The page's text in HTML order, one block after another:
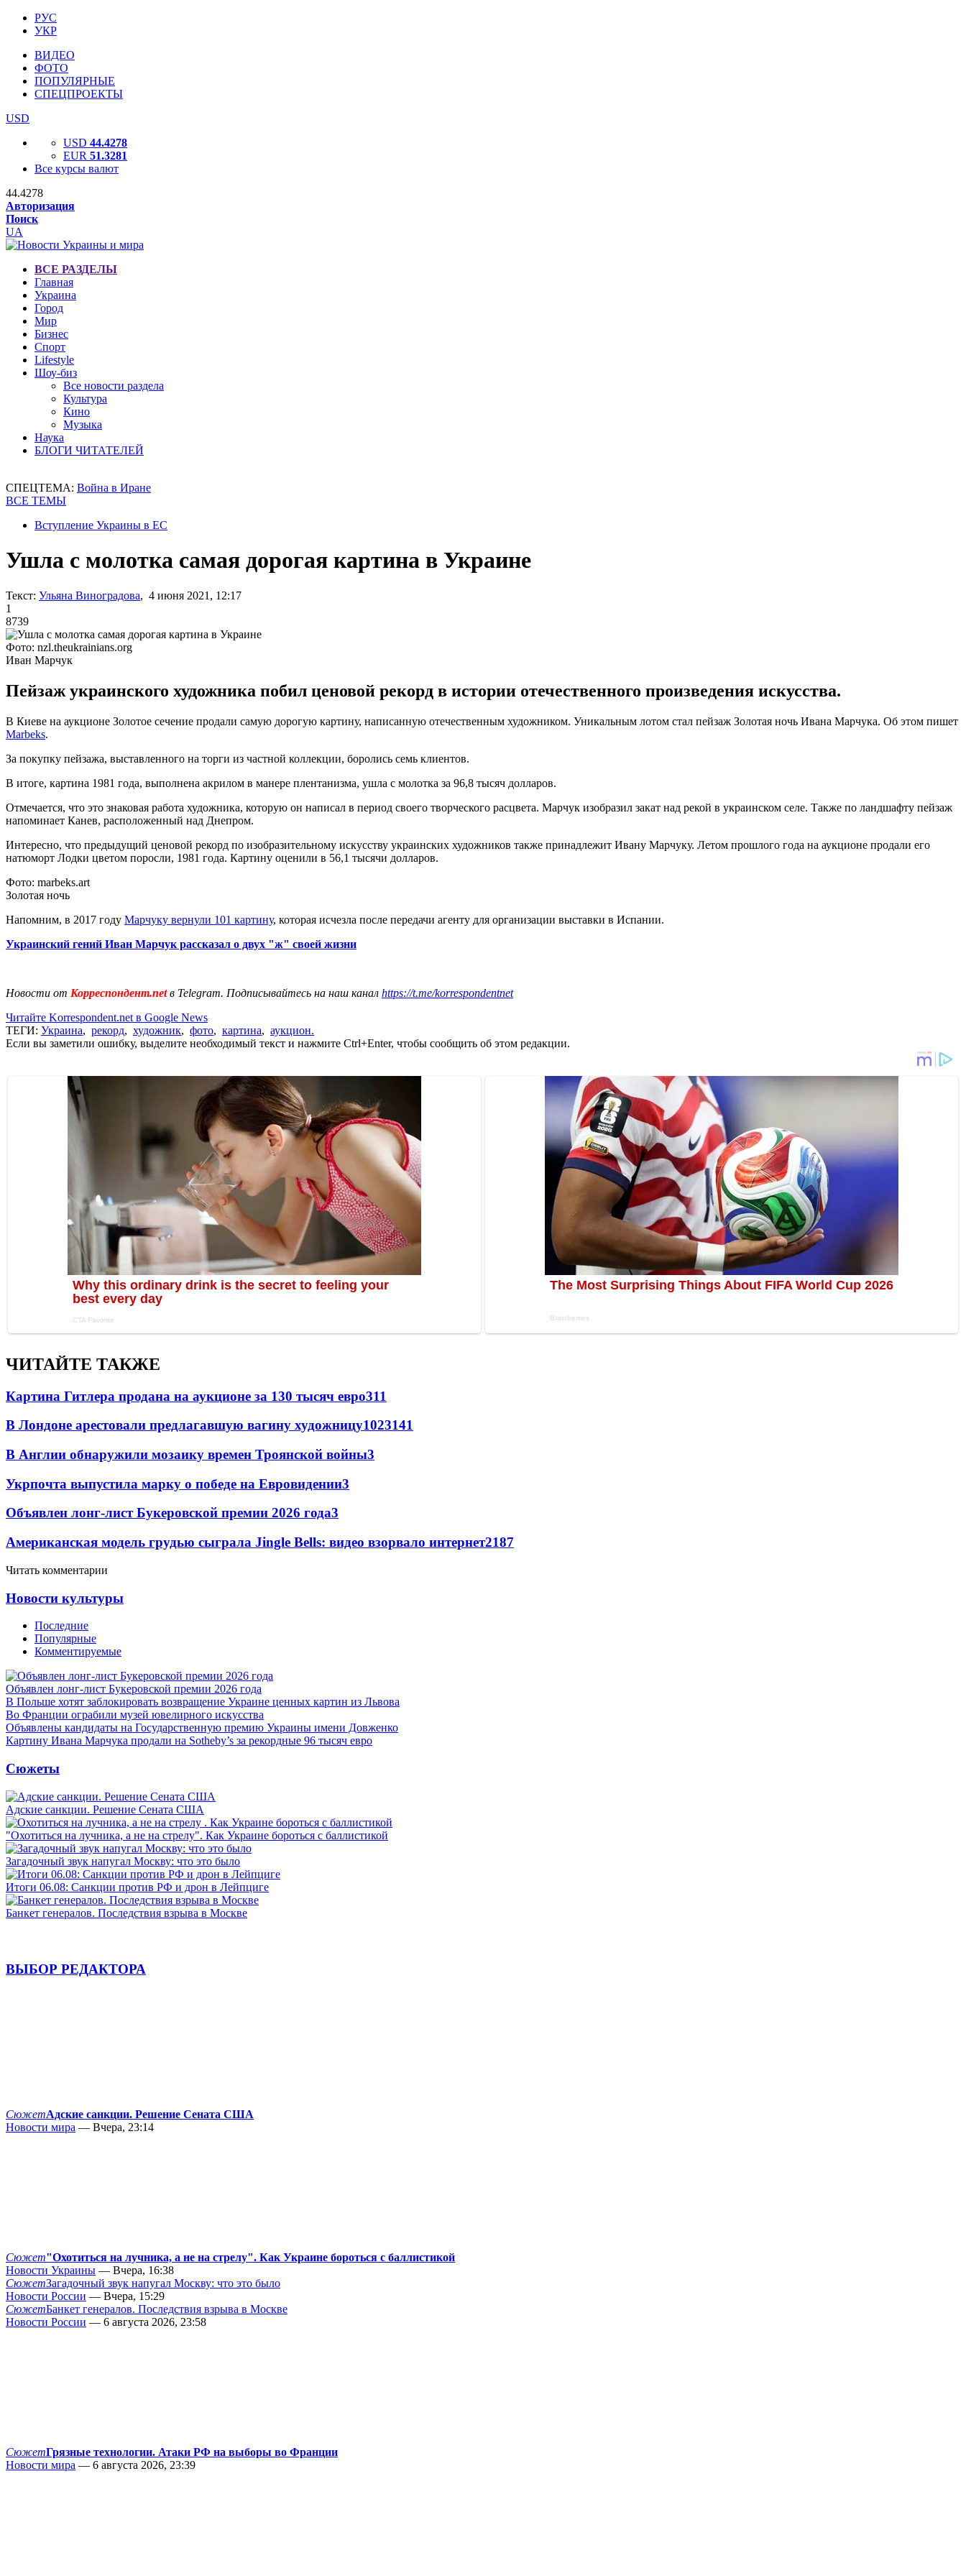
РУС
УКР
ВИДЕО
ФОТО
ПОПУЛЯРНЫЕ
СПЕЦПРОЕКТЫ
USD
USD 44.4278
EUR 51.3281
Все курсы валют
44.4278
Авторизация
Поиск
UA
ВСЕ РАЗДЕЛЫ
Главная
Украина
Город
Мир
Бизнес
Спорт
Lifestyle
Шоу-биз
Все новости раздела
Культура
Кино
Музыка
Наука
БЛОГИ ЧИТАТЕЛЕЙ
СПЕЦТЕМА: Война в Иране
ВСЕ ТЕМЫ
Вступление Украины в ЕС
Ушла с молотка самая дорогая картина в Украине
Текст: Ульяна Виноградова, 4 июня 2021, 12:17
1
8739
Фото: nzl.theukrainians.org
Иван Марчук
Пейзаж украинского художника побил ценовой рекорд в истории отечественного произведения искусства.
В Киеве на аукционе Золотое сечение продали самую дорогую картину, написанную отечественным художником. Уникальным лотом стал пейзаж Золотая ночь Ивана Марчука. Об этом пишет
Marbeks.
За покупку пейзажа, выставленного на торги из частной коллекции, боролись семь клиентов.
В итоге, картина 1981 года, выполнена акрилом в манере плентанизма, ушла с молотка за 96,8 тысяч долларов.
Отмечается, что это знаковая работа художника, которую он написал в период своего творческого расцвета. Марчук изобразил закат над рекой в украинском селе. Также по ландшафту пейзаж
напоминает Канев, расположенный над Днепром.
Интересно, что предыдущий ценовой рекорд по изобразительному искусству украинских художников также принадлежит Ивану Марчуку. Летом прошлого года на аукционе продали его
натюморт Лодки цветом поросли, 1981 года. Картину оценили в 56,1 тысячи долларов.
Фото: marbeks.art
Золотая ночь
Напомним, в 2017 году Марчуку вернули 101 картину, которая исчезла после передачи агенту для организации выставки в Испании.
Украинский гений Иван Марчук рассказал о двух "ж" своей жизни
Новости от Корреспондент.netв Telegram. Подписывайтесь на наш канал https://t.me/korrespondentnet
Читайте Korrespondent.net в Google News
ТЕГИ: Украина, рекорд, художник, фото, картина, аукцион.
Если вы заметили ошибку, выделите необходимый текст и нажмите Ctrl+Enter, чтобы сообщить об этом редакции.
ЧИТАЙТЕ ТАКЖЕ
Картина Гитлера продана на аукционе за 130 тысяч евро311
В Лондоне арестовали предлагавшую вагину художницу1023141
В Англии обнаружили мозаику времен Троянской войны3
Укрпочта выпустила марку о победе на Евровидении3
Объявлен лонг-лист Букеровской премии 2026 года3
Американская модель грудью сыграла Jingle Bells: видео взорвало интернет2187
Читать комментарии
Новости культуры
Последние
Популярные
Комментируемые
Объявлен лонг-лист Букеровской премии 2026 года
В Польше хотят заблокировать возвращение Украине ценных картин из Львова
Во Франции ограбили музей ювелирного искусства
Объявлены кандидаты на Государственную премию Украины имени Довженко
Картину Ивана Марчука продали на Sotheby’s за рекордные 96 тысяч евро
Сюжеты
Адские санкции. Решение Сената США
"Охотиться на лучника, а не на стрелу". Как Украине бороться с баллистикой
Загадочный звук напугал Москву: что это было
Итоги 06.08: Санкции против РФ и дрон в Лейпциге
Банкет генералов. Последствия взрыва в Москве
ВЫБОР РЕДАКТОРА
СюжетАдские санкции. Решение Сената США
Новости мира — Вчера, 23:14
Сюжет"Охотиться на лучника, а не на стрелу". Как Украине бороться с баллистикой
Новости Украины — Вчера, 16:38
СюжетЗагадочный звук напугал Москву: что это было
Новости России — Вчера, 15:29
СюжетБанкет генералов. Последствия взрыва в Москве
Новости России — 6 августа 2026, 23:58
СюжетГрязные технологии. Атаки РФ на выборы во Франции
Новости мира — 6 августа 2026, 23:39